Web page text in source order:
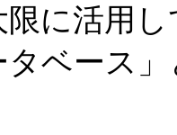
に活用
ベース